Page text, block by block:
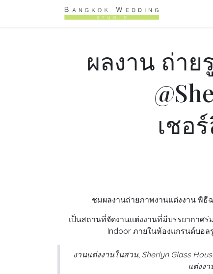
ผลงาน ถ่า
เชอ
ชมผลงานถ่ายภาพงานแต่งงาน พิธี
เป็นสถานที่จัดงานแต่งงานที่มีบรรยากาศ
Indoor ภายในห้องแกรนด์บอ
งานแต่งงานในสวน, Sherlyn Glass
แต่งง